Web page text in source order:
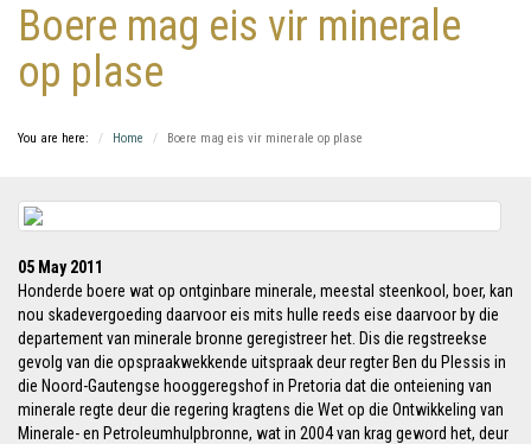
Boere mag eis vir minerale
op plase
You are here: Home Boere mag eis vir minerale op plase
05 May 2011
Honderde boere wat op ontginbare minerale, meestal steenkool, boer, kan
nou skadevergoeding daarvoor eis mits hulle reeds eise daarvoor by die
departement van minerale bronne geregistreer het. Dis die regstreekse
gevolg van die opspraakwekkende uitspraak deur regter Ben du Plessis in
die Noord-Gautengse hooggeregshof in Pretoria dat die onteiening van
minerale regte deur die regering kragtens die Wet op die Ontwikkeling van
Minerale- en Petroleumhulpbronne, wat in 2004 van krag geword het, deur